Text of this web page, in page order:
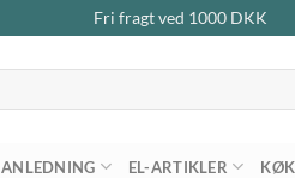
Fri fragt ved 1000DKK
ANLEDNING EL-ARTIKLER